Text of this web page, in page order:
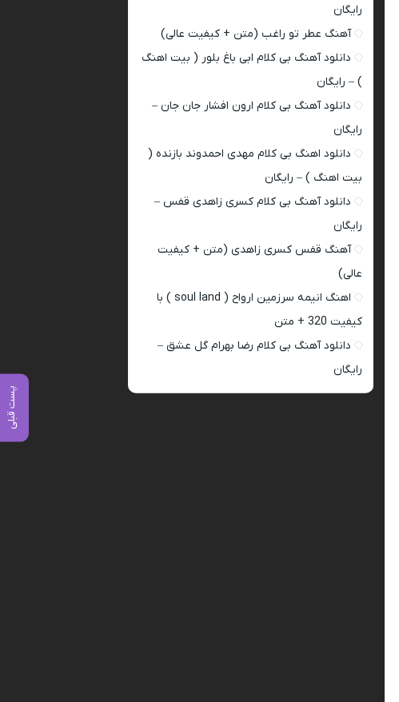
پست قبلی
رایگان
آهنگ عطر تو راغب (متن + کیفیت عالی)
دانلود آهنگ بی کلام ابی باغ بلور ( بیت اهنگ
) – رایگان
دانلود آهنگ بی کلام ارون افشار جان جان –
رایگان
دانلود اهنگ بی کلام مهدی احمدوند بازنده (
بیت اهنگ ) – رایگان
دانلود آهنگ بی کلام کسری زاهدی قفس –
رایگان
آهنگ قفس کسری زاهدی (متن + کیفیت
عالی)
اهنگ انیمه سرزمین ارواح ( soul land ) با
کیفیت 320 + متن
دانلود آهنگ بی کلام رضا بهرام گل عشق –
رایگان